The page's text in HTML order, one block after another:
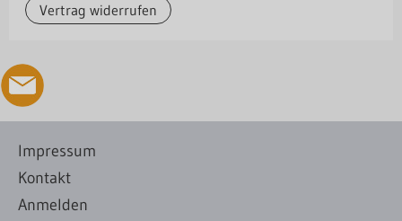
Vertrag widerrufen
Impressum
Kontakt
Anmelden